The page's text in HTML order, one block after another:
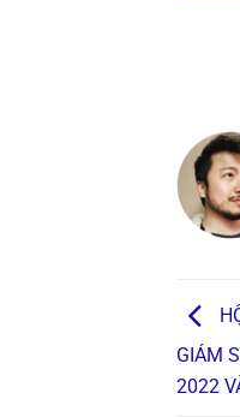
GIÁM
2022